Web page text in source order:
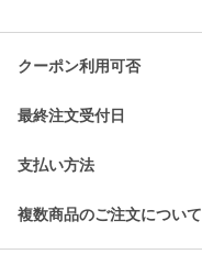
クーポン利用可否
最終注文受付日
支払い方法
複数商品のご注文について